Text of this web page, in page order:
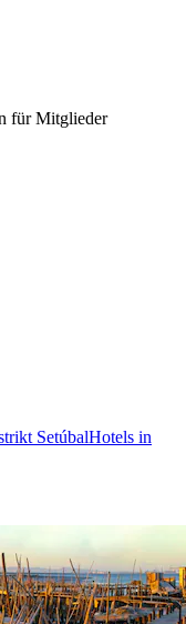
für Mitglieder
SetúbalHotels in